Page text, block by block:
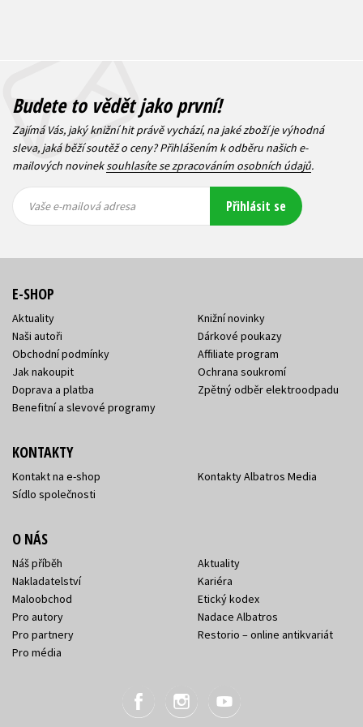
Budete to vědět jako první!
Zajímá Vás, jaký knižní hit právě vychází, na jaké zboží je výhodná
sleva, jaká běží soutěž o ceny? Přihlášením k odběru našich e-
mailových novineksouhlasíte se zpracováním osobních údajů.
mailová
mailová
Vaše e-mailová adresa Přihlásit se
E-SHOP
Aktuality
Naši autoři
Obchodní podmínky
Jak nakoupit
Doprava a platba
Benefitní a slevové programy
Knižní novinky
Dárkové poukazy
Affiliate program
Ochrana soukromí
Zpětný odběr elektroodpadu
KONTAKTY
Kontakt na e-shop
Sídlo společnosti
Kontakty Albatros Media
O NÁS
Náš příběh
Nakladatelství
Maloobchod
Pro autory
Pro partnery
Pro média
Aktuality
Kariéra
Etický kodex
Nadace Albatros
Restorio – online antikvariát